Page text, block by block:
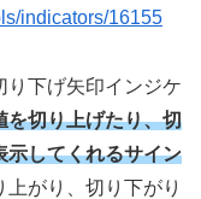
indicators/16155
り下げ矢印インジケ
を切り上げたり、切
示してくれるサイン
がり、切り下がり